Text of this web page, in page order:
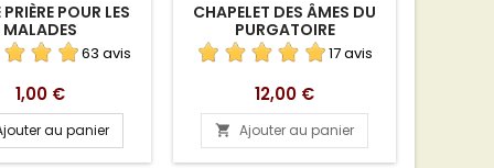
POUR LES
MALADES
63 avis
Prix
1,00 €
au panier
CHAPELET DES ÂMES DU
PURGATOIRE
17 avis
Prix
12,00 €
 Ajouter au panier